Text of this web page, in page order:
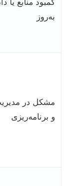
کمبود منابع یا
به‌روز
مشکل در
و برنامه‌ریزی